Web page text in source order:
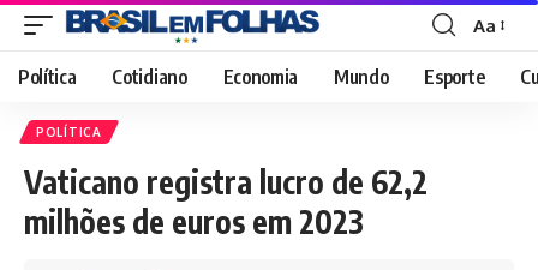
Font
Resizer
Aa
Política Cotidiano Economia Mundo Esporte
POLÍTICA
Vaticano registra lucro de 62,2
milhões de euros em 2023